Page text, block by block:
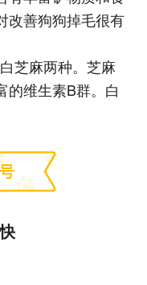
改善狗狗掉毛很有
芝麻两种。芝麻
的维生素B群。白